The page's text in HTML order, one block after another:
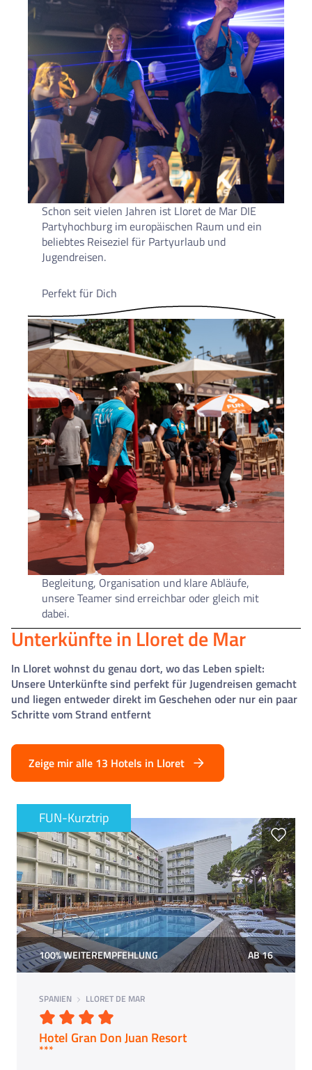
Schon seit vielen Jahren ist Lloret de Mar DIE
Partyhochburg im europäischen Raum und ein
beliebtes Reiseziel für Partyurlaub und
Jugendreisen.
Perfekt für Dich
Begleitung, Organisation und klare Abläufe,
unsere Teamer sind erreichbar oder gleich mit
dabei.
Unterkünfte in Lloret de Mar
In Lloret wohnst du genau dort, wo das Leben spielt:
Unsere Unterkünfte sind perfekt für Jugendreisen gemacht
und liegen entweder direkt im Geschehen oder nur ein paar
Schritte vom Strand entfernt
Zeige mir alle 13 Hotels in Lloret
FUN-Kurztrip
100% WEITEREMPFEHLUNG AB 16
SPANIEN LLORET DE MAR
Hotel Gran Don Juan Resort
*** Jetzt Kurztrip buchen ***